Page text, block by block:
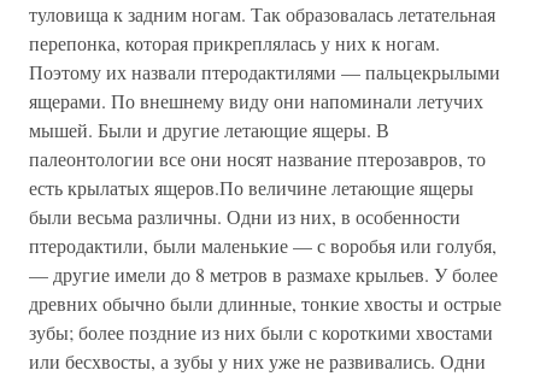
туловища к задним ногам. Так образовалась летательная
перепонка, которая прикреплялась у них к ногам.
Поэтому их назвали птеродактилями — пальцекрылыми
ящерами. По внешнему виду они напоминали летучих
мышей. Были и другие летающие ящеры. В
палеонтологии все они носят название птерозавров, то
есть крылатых ящеров.По величине летающие ящеры
были весьма различны. Одни из них, в особенности
птеродактили, были маленькие — с воробья или голубя,
— другие имели до 8 метров в размахе крыльев. У более
древних обычно были длинные, тонкие хвосты и острые
зубы; более поздние из них были с короткими хвостами
или бесхвосты, а зубы у них уже не развивались. Одни